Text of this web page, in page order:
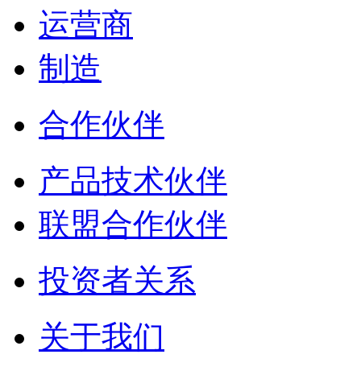
运营商
制造
合作伙伴
产品技术伙伴
联盟合作伙伴
投资者关系
关于我们